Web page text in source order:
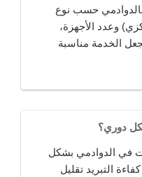
حسب نوع
وعدد الأجهزة،
الخدمة مناسبة
دوري؟
في الدوادمي بشكل
التبريد تقليل